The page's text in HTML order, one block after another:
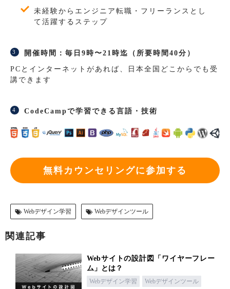
未経験からエンジニア転職・フリーランスとし
て活躍するステップ
開催時間：毎日9時〜21時迄（所要時間40分）
PCとインターネットがあれば、日本全国どこからでも受
講できます
CodeCampで学習できる言語・技術
無料カウンセリングに参加する
Webデザイン学習 Webデザインツール
関連記事
Webサイトの設計図「ワイヤーフレー
ム」とは？
Webデザイン学習 Webデザインツール